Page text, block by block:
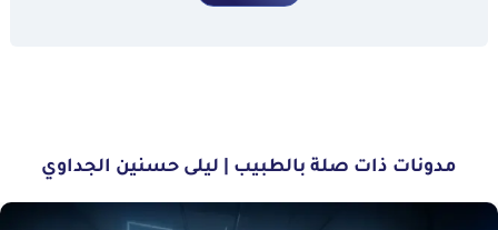
مدونات ذات صلة بالطبيب | ليلى حسنين الجداوي